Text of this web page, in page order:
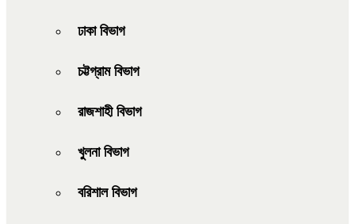
ঢাকা বিভাগ
চট্টগ্রাম বিভাগ
রাজশাহী বিভাগ
খুলনা বিভাগ
বরিশাল বিভাগ